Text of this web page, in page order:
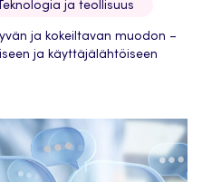
Teknologia ja teollisuus
ja kokeiltavan muodon –
ja käyttäjälähtöiseen